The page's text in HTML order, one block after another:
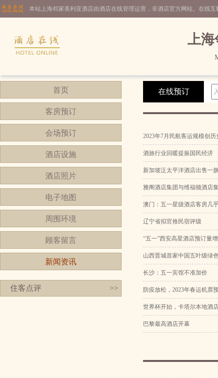
本站上海邻家美利亚酒店由酒店在线管理运营，非酒店官方网站。在线
上海
首页
客房预订
会场预订
酒店设施
酒店照片
电子地图
周围环境
顾客留言
新闻资讯
住客点评 >>
在线预订
2023年7月民航客运规模创历
酒旅行业回暖提振国民经济
新加坡泛太平洋酒店出售一
雅阁酒店集团与维福顿酒店
澳门：五一星级酒店客房几
辽宁省拟官推民宿评级
“五一”西安高星酒店预订量
山西晋城首家中国五叶级绿
长沙：五一宾馆不准加价
防疫放松，2023年春运机票
世界杯开始，卡塔尔本地酒
巴黎最高酒店开幕